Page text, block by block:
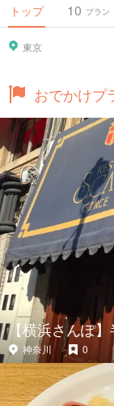
トップ プラン
10
東京
おでかけプ
【横浜さんぽ
神奈川 0